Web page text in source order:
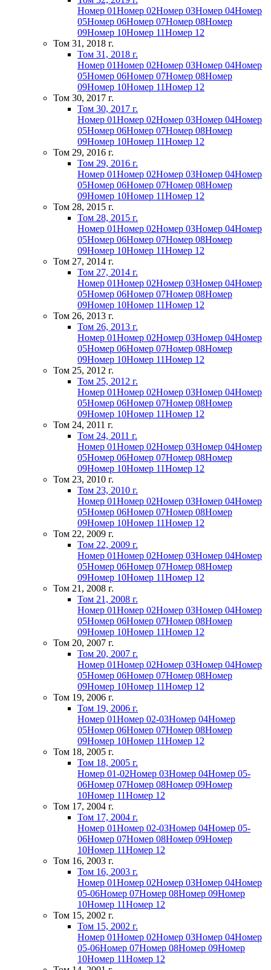
Номер 01Номер 02Номер 03Номер 04Номер
05Номер 06Номер 07Номер 08Номер
09Номер 10Номер 11Номер 12
Том 31, 2018 г.
Том 31, 2018 г.
Номер 01Номер 02Номер 03Номер 04Номер
05Номер 06Номер 07Номер 08Номер
09Номер 10Номер 11Номер 12
Том 30, 2017 г.
Том 30, 2017 г.
Номер 01Номер 02Номер 03Номер 04Номер
05Номер 06Номер 07Номер 08Номер
09Номер 10Номер 11Номер 12
Том 29, 2016 г.
Том 29, 2016 г.
Номер 01Номер 02Номер 03Номер 04Номер
05Номер 06Номер 07Номер 08Номер
09Номер 10Номер 11Номер 12
Том 28, 2015 г.
Том 28, 2015 г.
Номер 01Номер 02Номер 03Номер 04Номер
05Номер 06Номер 07Номер 08Номер
09Номер 10Номер 11Номер 12
Том 27, 2014 г.
Том 27, 2014 г.
Номер 01Номер 02Номер 03Номер 04Номер
05Номер 06Номер 07Номер 08Номер
09Номер 10Номер 11Номер 12
Том 26, 2013 г.
Том 26, 2013 г.
Номер 01Номер 02Номер 03Номер 04Номер
05Номер 06Номер 07Номер 08Номер
09Номер 10Номер 11Номер 12
Том 25, 2012 г.
Том 25, 2012 г.
Номер 01Номер 02Номер 03Номер 04Номер
05Номер 06Номер 07Номер 08Номер
09Номер 10Номер 11Номер 12
Том 24, 2011 г.
Том 24, 2011 г.
Номер 01Номер 02Номер 03Номер 04Номер
05Номер 06Номер 07Номер 08Номер
09Номер 10Номер 11Номер 12
Том 23, 2010 г.
Том 23, 2010 г.
Номер 01Номер 02Номер 03Номер 04Номер
05Номер 06Номер 07Номер 08Номер
09Номер 10Номер 11Номер 12
Том 22, 2009 г.
Том 22, 2009 г.
Номер 01Номер 02Номер 03Номер 04Номер
05Номер 06Номер 07Номер 08Номер
09Номер 10Номер 11Номер 12
Том 21, 2008 г.
Том 21, 2008 г.
Номер 01Номер 02Номер 03Номер 04Номер
05Номер 06Номер 07Номер 08Номер
09Номер 10Номер 11Номер 12
Том 20, 2007 г.
Том 20, 2007 г.
Номер 01Номер 02Номер 03Номер 04Номер
05Номер 06Номер 07Номер 08Номер
09Номер 10Номер 11Номер 12
Том 19, 2006 г.
Том 19, 2006 г.
Номер 01Номер 02-03Номер 04Номер
05Номер 06Номер 07Номер 08Номер
09Номер 10Номер 11Номер 12
Том 18, 2005 г.
Том 18, 2005 г.
Номер 01-02Номер 03Номер 04Номер 05-
06Номер 07Номер 08Номер 09Номер
10Номер 11Номер 12
Том 17, 2004 г.
Том 17, 2004 г.
Номер 01Номер 02-03Номер 04Номер 05-
06Номер 07Номер 08Номер 09Номер
10Номер 11Номер 12
Том 16, 2003 г.
Том 16, 2003 г.
Номер 01Номер 02Номер 03Номер 04Номер
05-06Номер 07Номер 08Номер 09Номер
10Номер 11Номер 12
Том 15, 2002 г.
Том 15, 2002 г.
Номер 01Номер 02Номер 03Номер 04Номер
05-06Номер 07Номер 08Номер 09Номер
10Номер 11Номер 12